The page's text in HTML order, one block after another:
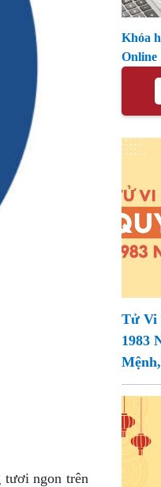
tươi ngon trên
Khóa
Online
Tử Vi
1983